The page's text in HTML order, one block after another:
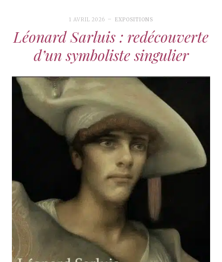
1 AVRIL 2026 EXPOSITIONS
Léonard Sarluis : redécouverte
d’un symboliste singulier